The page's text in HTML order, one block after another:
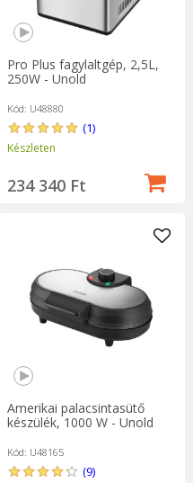
Pro Plus fagylaltgép, 2,5L,
250W - Unold
Kód: U48880
(1)
Készleten
234 340 Ft
Amerikai palacsintasütő
készülék, 1000 W - Unold
Kód: U48165
(9)